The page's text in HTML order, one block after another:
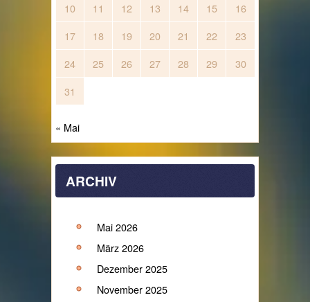
10
11 12 13 14 15
16
17
18 19 20 21 22
23
24
25 26 27 28 29
30
31
« Mai
ARCHIV
Mai 2026
März 2026
Dezember 2025
November 2025